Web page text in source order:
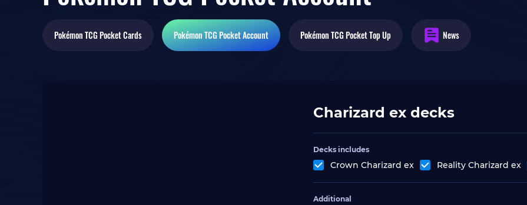
Pokémon TCG PocketCards Pokémon TCG PocketAccount Pokémon TCG PocketTop Up News
Charizard ex decks
Decks includes
Crown Charizard ex Reality Charizard ex
Additional